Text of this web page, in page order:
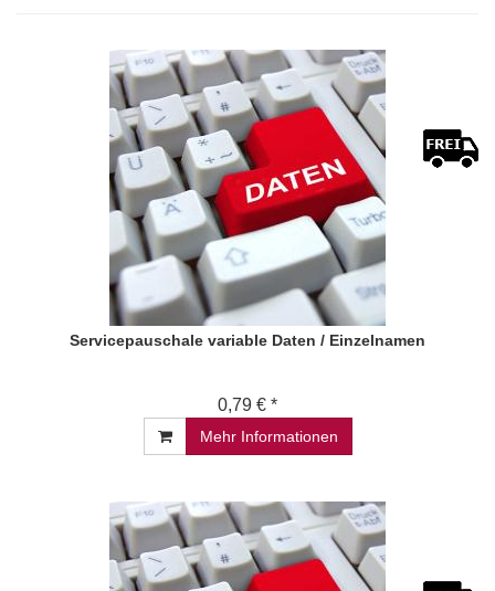
Servicepauschale variable Daten / Einzelnamen
0,79 € *
Mehr Informationen